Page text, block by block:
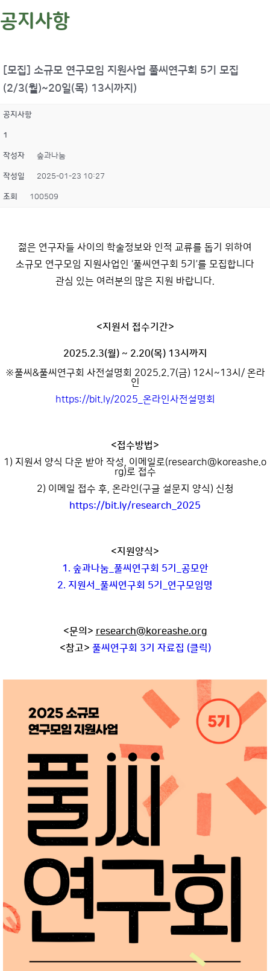
공지사항
[모집] 소규모 연구모임 지원사업 풀씨연구회 5기 모집
(2/3(월)~20일(목) 13시까지)
공지사항
1
작성자 숲과나눔
작성일 2025-01-23 10:27
조회 100509
젊은 연구자들 사이의 학술정보와 인적 교류를 돕기 위하여
소규모 연구모임 지원사업인 ‘풀씨연구회 5기’를 모집합니다
관심 있는 여러분의 많은 지원 바랍니다.
<지원서 접수기간>
2025.2.3(월) ~ 2.20(목) 13시까지
※풀씨&풀씨연구회 사전설명회 2025.2.7(금) 12시~13시/ 온라
인
https://bit.ly/2025_온라인사전설명회
<접수방법>
1) 지원서 양식 다운 받아 작성, 이메일로(research@koreashe.o
rg)로 접수
2) 이메일 접수 후, 온라인(구글 설문지 양식) 신청
https://bit.ly/research_2025
<지원양식>
1. 숲과나눔_풀씨연구회 5기_공모안
2. 지원서_풀씨연구회 5기_연구모임명
<문의> research@koreashe.org
<참고> 풀씨연구회 3기 자료집 (클릭)